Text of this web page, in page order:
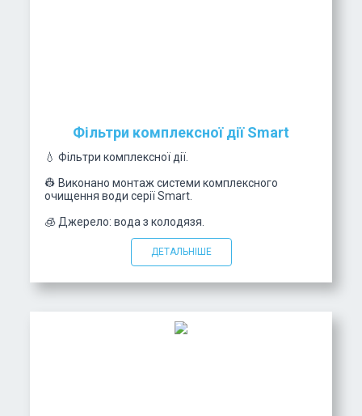
Фільтри комплексної дії Smart
💧 Фільтри комплексної дії.
👷 Виконано монтаж системи комплексного
очищення води серії Smart.
🧊 Джерело: вода з колодязя.
ДЕТАЛЬНІШЕ